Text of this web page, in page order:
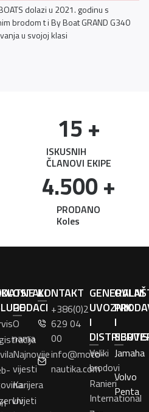
dolazi u 2021. godinu s
brodom t i By Boat GRAND G340
u svojoj klasi
ISKUSNIH
ČLANOVI EKIPE
15 +
PRODANO
Koles
4.500 +
OSTALI
PODACI
O
nama
Najnovije
vijesti
Karijera
Uvjeti
KONTAKT
+386(0)2
629 04
00
info@moto-
nautika.com
GENERALNI
UVOZNIK
I
Veliki
brodovi
Ranieri
International
I
Jamaha
Volvo
Penta